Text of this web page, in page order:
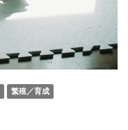
繁殖／育成